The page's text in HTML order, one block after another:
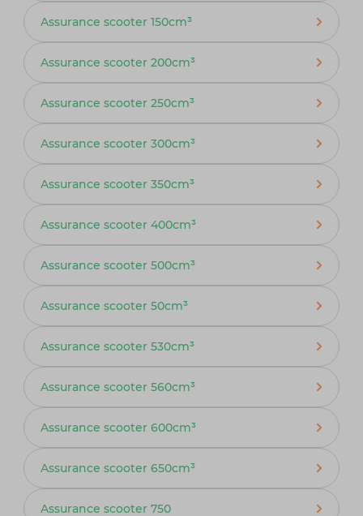
Assurance scooter 150cm³
Assurance scooter 200cm³
Assurance scooter 250cm³
Assurance scooter 300cm³
Assurance scooter 350cm³
Assurance scooter 400cm³
Assurance scooter 500cm³
Assurance scooter 50cm³
Assurance scooter 530cm³
Assurance scooter 560cm³
Assurance scooter 600cm³
Assurance scooter 650cm³
Assurance scooter 750